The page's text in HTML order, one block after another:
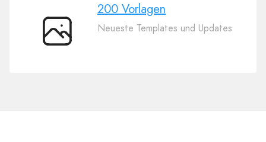
200
200 Vorlagen
Neueste Templates und Updates